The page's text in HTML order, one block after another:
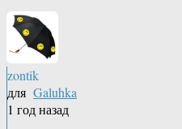
zontik
для Galuhka
1 год назад